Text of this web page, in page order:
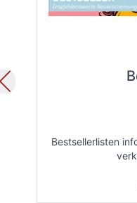
Bestsellerlisten